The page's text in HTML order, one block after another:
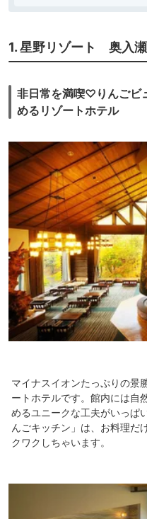
1. 星野リゾート 奥入瀬
非日常を満喫♡りんごビ
めるリゾートホテル
マイナスイオンたっぷりの景
ートホテルです。館内には自
めるユニークな工夫がいっぱ
んごキッチン」は、お料理だ
クワクしちゃいます。